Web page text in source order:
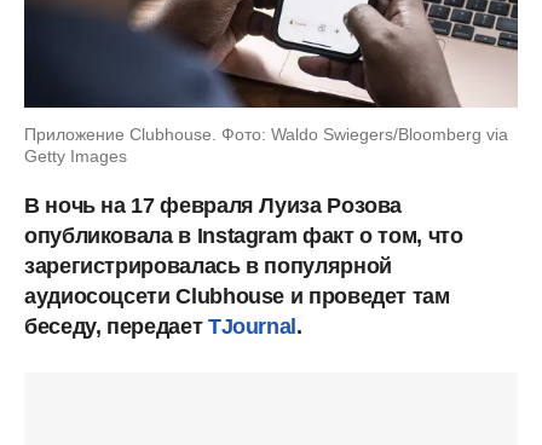
Приложение Clubhouse. Фото: Waldo Swiegers/Bloomberg via
Getty Images
В ночь на 17 февраля Луиза Розова
опубликовала в Instagram факт о том, что
зарегистрировалась в популярной
аудиосоцсети Clubhouse и проведет там
беседу, передает TJournal.